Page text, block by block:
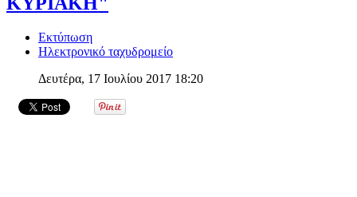
Εκτύπωση
Ηλεκτρονικό ταχυδρομείο
Δευτέρα, 17 Ιουλίου 2017 18:20